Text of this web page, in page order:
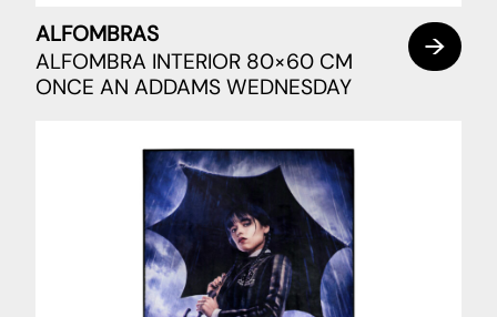
ALFOMBRAS
ALFOMBRA INTERIOR 80×60 CM
ONCE AN ADDAMS WEDNESDAY